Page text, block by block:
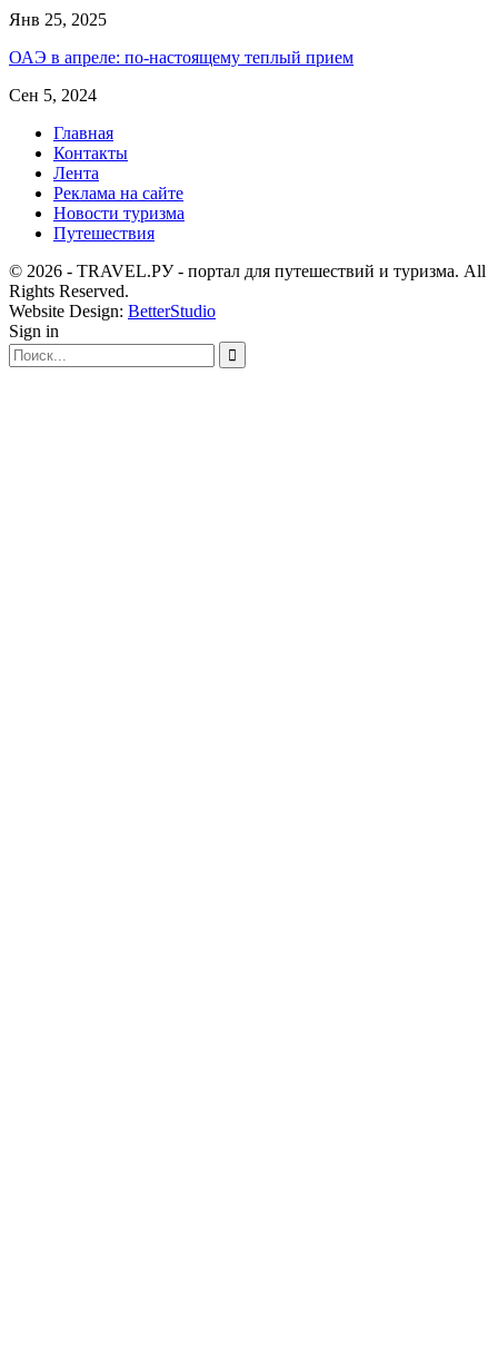
Янв 25, 2025
ОАЭ в апреле: по-настоящему теплый прием
Сен 5, 2024
Главная
Контакты
Лента
Реклама на сайте
Новости туризма
Путешествия
© 2026 - TRAVEL.РУ - портал для путешествий и туризма. All
Rights Reserved.
Website Design: BetterStudio
Sign in